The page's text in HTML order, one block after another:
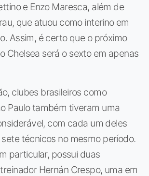
e Enzo Maresca, além de
que atuou como interino em
Assim, é certo que o próximo
Chelsea será o sexto em apenas
clubes brasileiros como
Paulo também tiveram uma
com cada um deles
técnicos no mesmo período.
particular, possui duas
Hernán Crespo, uma em